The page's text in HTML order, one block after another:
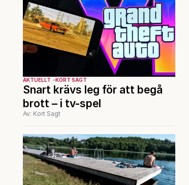
AKTUELLT KORT SAGT
Snart krävs leg för att begå
brott – i tv-spel
Av: Kort Sagt